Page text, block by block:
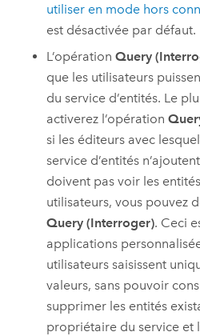
utiliser en mode hors
est désactivée par défaut.
L’opérationQuery
que les utilisateurs
du service d’entités. Le
activerez l’opération
si les éditeurs avec
service d’entités
doivent pas voir les
utilisateurs, vous pouvez
Query (Interroger). Ceci
applications
utilisateurs saisissent
valeurs, sans pouvoir
supprimer les entités
propriétaire du service et